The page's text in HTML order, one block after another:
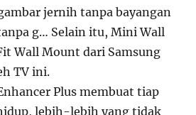
jernih tanpa bayangan
g… Selain itu, Mini Wall
Wall Mount dari Samsung
TV ini.
Plus membuat tiap
lebih-lebih yang tidak